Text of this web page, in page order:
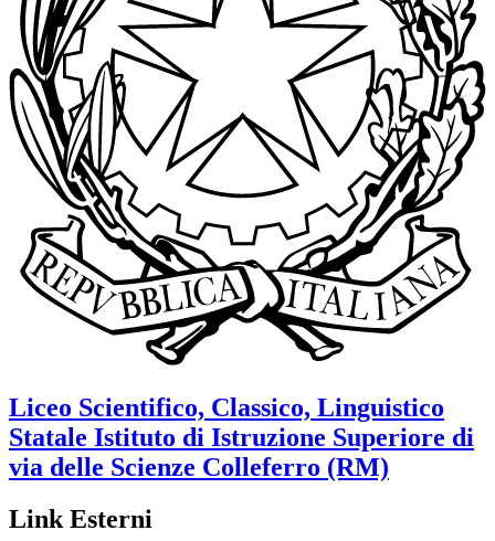
Liceo Scientifico, Classico, Linguistico
Statale Istituto di Istruzione Superiore di
via delle Scienze Colleferro (RM)
Link Esterni